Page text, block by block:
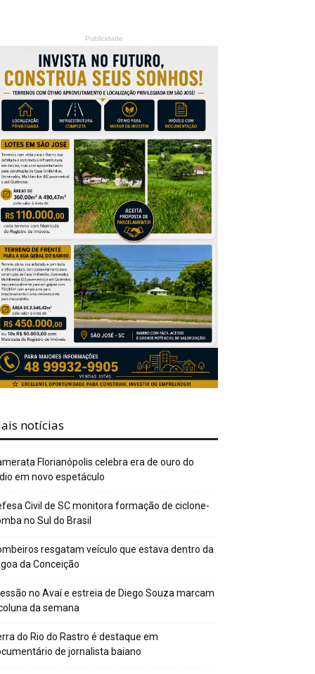
Publicidade
notícias
Florianópolis celebra era de ouro do
em novo espetáculo
Civil de SC monitora formação de ciclone-
no Sul do Brasil
resgatam veículo que estava dentro da
da Conceição
no Avaí e estreia de Diego Souza marcam
da semana
do Rio do Rastro é destaque em
de jornalista baiano